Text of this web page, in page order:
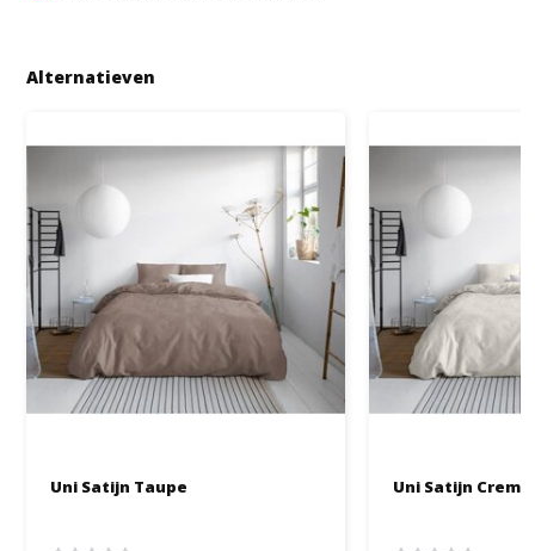
Alternatieven
Uni Satijn Taupe Uni Satijn Creme